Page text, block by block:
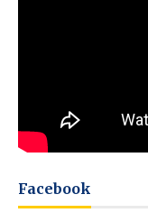
Facebook